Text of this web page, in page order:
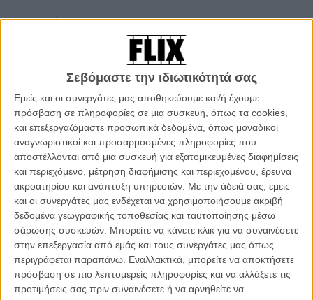
Σεβόμαστε την ιδιωτικότητά σας
Εμείς και οι συνεργάτες μας αποθηκεύουμε και/ή έχουμε
πρόσβαση σε πληροφορίες σε μια συσκευή, όπως τα cookies,
και επεξεργαζόμαστε προσωπικά δεδομένα, όπως μοναδικοί
αναγνωριστικοί και προσαρμοσμένες πληροφορίες που
αποστέλλονται από μια συσκευή για εξατομικευμένες διαφημίσεις
και περιεχόμενο, μέτρηση διαφήμισης και περιεχομένου, έρευνα
ακροατηρίου και ανάπτυξη υπηρεσιών. Με την άδειά σας, εμείς
και οι συνεργάτες μας ενδέχεται να χρησιμοποιήσουμε ακριβή
δεδομένα γεωγραφικής τοποθεσίας και ταυτοποίησης μέσω
σάρωσης συσκευών. Μπορείτε να κάνετε κλικ για να συναινέσετε
στην επεξεργασία από εμάς και τους συνεργάτες μας όπως
περιγράφεται παραπάνω. Εναλλακτικά, μπορείτε να αποκτήσετε
πρόσβαση σε πιο λεπτομερείς πληροφορίες και να αλλάξετε τις
προτιμήσεις σας πριν συναινέσετε ή να αρνηθείτε να
Ο σκηνοθέτης
Γενημένος στον Πειραιά το 1976, σπούδασε οικονομικά στην
ΑΣΟΕΕ πριν ασχοληθεί με τον κινηματογράφο. Σπούδασε
σκηνοθεσία στο ΙΕΚ ΑΚΜΗ και στο Akmi Metropolitan College, από
όπου και αποφοίτησε με διάκριση. Στη συνέχεια, το 2011, πήρε το
ΒΑ του σε Film & TV Directing από το Queen Margaret University of
Edinburg. Με την ταινία μικρού μήκους «Μαθήματα Οδήγησης»
συμμετέχει για τρίτη φορά στο διαγωνιστικό τμήμα του Φεστιβάλ
Ελληνικών ταινιών μικρού μήκους Δράμας.
Φιλμογραφία
«A stranger in Drama» (2009)
Heavenly taken innocence (2009)
«Ο περαστικός» (2009)
«A different way of life» (2010)
«Πάντα μαζί» (2010)
«Κόφ’το!» (2011)